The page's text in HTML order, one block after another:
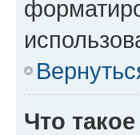
Что